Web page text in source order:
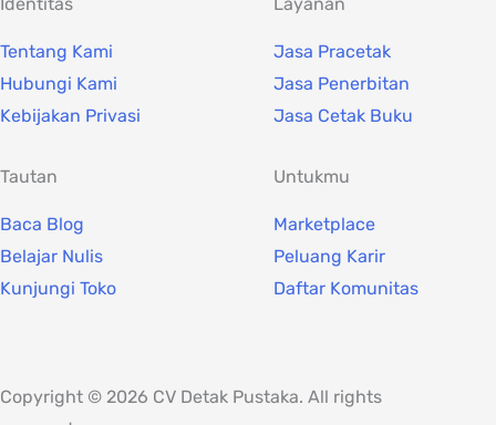
Tentang Kami
Hubungi Kami
Kebijakan Privasi
Jasa Pracetak
Jasa Penerbitan
Jasa Cetak Buku
Tautan
Baca Blog
Belajar Nulis
Kunjungi Toko
Untukmu
Marketplace
Peluang Karir
Daftar Komunitas
Copyright © 2026 CV Detak Pustaka. All rights